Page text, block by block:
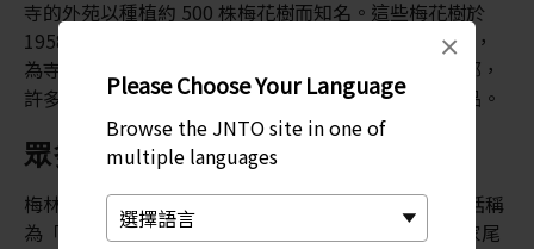
Please Choose Your Language
Browse the JNTO site in one of
multiple languages
×
寺的外苑以種植約 500 株梅花樹而知名。這些梅花樹於
1958 年由當地民眾捐獻，開花時間為 2 月中到 3 月中，
為寺廟的庭園添上粉紅色和白色。花開的時候花香馥郁，
許多遊客來到這裡，在開花的樹下享受一杯清茶與甜品。
眾多文化資產
梅林寺也擁有約 600 件的文化資產寶藏。這些收藏包括稱
為「釋迦三尊」的絲綢捲軸掛畫，以及江戶時代名畫家尾